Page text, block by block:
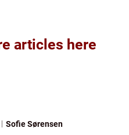
articles here
Sofie Sørensen